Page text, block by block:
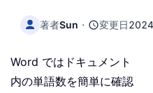
著者Sun ・ 変更日
Word ではドキュメント
内の単語数を簡単に確認